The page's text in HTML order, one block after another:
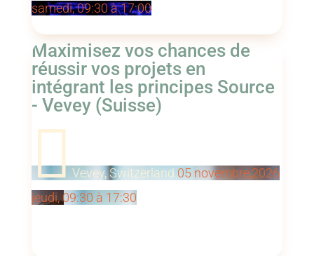
samedi, 09:30 à 17:00
Maximisez vos chances de
réussir vos projets en
intégrant les principes Source
- Vevey (Suisse)
Vevey, Switzerland 05 novembre,2026
jeudi, 09:30 à 17:30